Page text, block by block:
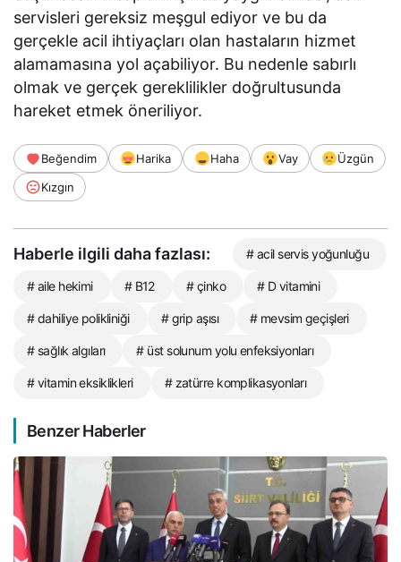
servisleri gereksiz meşgul ediyor ve bu da
gerçekle acil ihtiyaçları olan hastaların hizmet
alamamasına yol açabiliyor. Bu nedenle sabırlı
olmak ve gerçek gereklilikler doğrultusunda
hareket etmek öneriliyor.
Beğendim Harika Haha Vay
Üzgün
Kızgın
Haberle ilgili daha fazlası: # acil servis yoğunluğu
# aile hekimi # B12 # çinko # D vitamini
# dahiliye polikliniği # grip aşısı # mevsim geçişleri
# sağlık algıları # üst solunum yolu enfeksiyonları
# vitamin eksiklikleri # zatürre komplikasyonları
Benzer Haberler